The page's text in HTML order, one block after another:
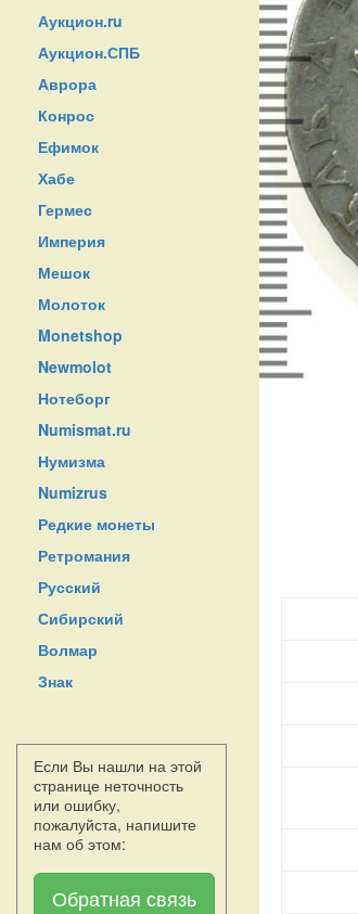
Аукцион.ru
Аукцион.СПБ
Аврора
Конрос
Ефимок
Хабе
Гермес
Империя
Мешок
Молоток
Monetshop
Newmolot
Нотеборг
Numismat.ru
Нумизма
Numizrus
Редкие монеты
Ретромания
Русский
Сибирский
Волмар
Знак
Если Вы нашли на этой
странице неточность
или ошибку,
пожалуйста, напишите
нам об этом:
Обратная связь